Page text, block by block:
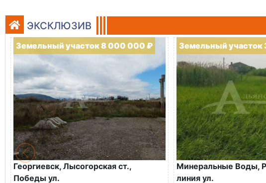
ЭКСКЛЮЗИВ
Земельный участок 8 000 000 ₽
Георгиевск, Лысогорская ст.,
Победы ул.
Земельный
Минеральные Воды,
линия ул.